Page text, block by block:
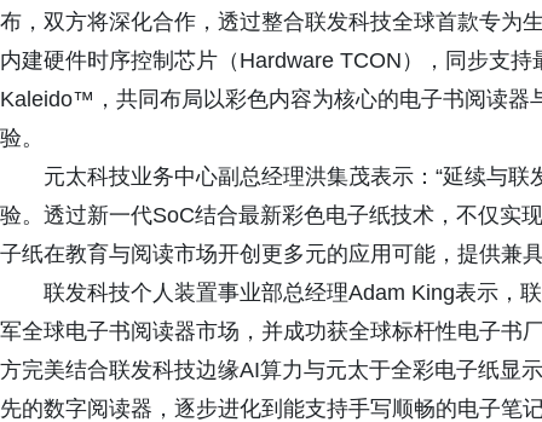
布，双方将深化合作，透过整合联发科技全球首款专为
内建硬件时序控制芯片（Hardware TCON），同步支
Kaleido™，共同布局以彩色内容为核心的电子书阅读器
验。
元太科技业务中心副总经理洪集茂表示：“延续与
验。透过新一代SoC结合最新彩色电子纸技术，不仅实
子纸在教育与阅读市场开创更多元的应用可能，提供兼
联发科技个人装置事业部总经理Adam King表示，
军全球电子书阅读器市场，并成功获全球标杆性电子书
方完美结合联发科技边缘AI算力与元太于全彩电子纸显
先的数字阅读器，逐步进化到能支持手写顺畅的电子笔